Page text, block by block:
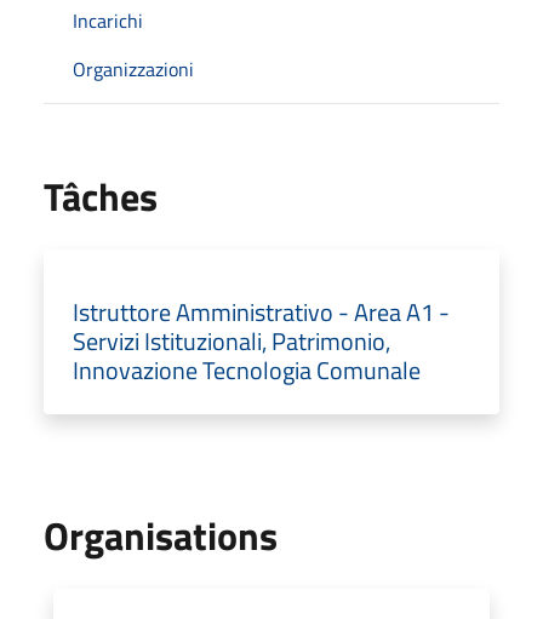
Incarichi
Organizzazioni
Tâches
Istruttore Amministrativo - Area A1 -
Servizi Istituzionali, Patrimonio,
Innovazione Tecnologia Comunale
Organisations